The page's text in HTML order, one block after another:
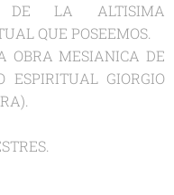
DE LA ALTISIMA
QUE POSEEMOS.
OBRA MESIANICA DE
GIORGIO